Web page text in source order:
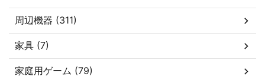
周辺機器 (311)
家具 (7)
家庭用ゲーム (79)